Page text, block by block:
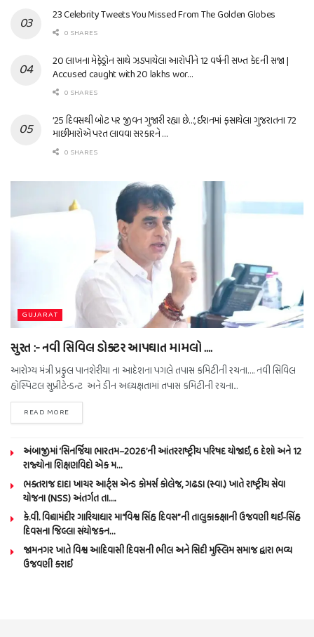
23 Celebrity Tweets You Missed From The Golden Globes
0 SHARES
20 લાખના મેફેડ્રોન સાથે ઝડપાયેલા આરોપીને 12 વર્ષની સખ્ત કેદની સજા |
Accused caught with 20 lakhs wor…
0 SHARES
’25 દિવસથી બોટ પર જીવન ગુજારી રહ્યા છે…’, ઈરાનમાં ફસાયેલા ગુજરાતના 72
માછીમારોએ પરત લાવવા સરકારને …
0 SHARES
GUJARAT
સુરત :- નવી સિવિલ ડોક્ટર આપઘાત મામલો ….
આરોગ્ય મંત્રી પ્રફુલ પાનશેરીયા ના આદેશના પગલે તપાસ કમિટીની રચના…. નવી સિવિલ
હોસ્પિટલ સુપ્રીટેન્ડન્ટ અને ડીન અધ્યક્ષતામાં તપાસ કમિટીની રચના...
READ MORE
અંબાજીમાં ‘સિનર્જિયા ભારતમ–2026’ની આંતરરાષ્ટ્રીય પરિષદ યોજાઈ, 6 દેશો અને 12
રાજ્યોના શિક્ષણવિદો એક મ…
ભક્તરાજ દાદા ખાચર આર્ટ્સ એન્ડ કોમર્સ કોલેજ, ગઢડા (સ્વા.) ખાતે રાષ્ટ્રીય સેવા
યોજના (NSS) અંતર્ગત તા….
કે.વી. વિદ્યામંદીર ગારિયાધાર મા“વિશ્વ સિંહ દિવસ”ની તાલુકાકક્ષાની ઉજવણી થઈ-સિંહ
દિવસના જિલ્લા સંયોજકન…
જામનગર ખાતે વિશ્વ આદિવાસી દિવસની ભીલ અને સિદી મુસ્લિમ સમાજ દ્વારા ભવ્ય
ઉજવણી કરાઈ